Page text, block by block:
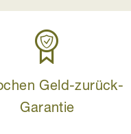
Geld-zurück-
Garantie